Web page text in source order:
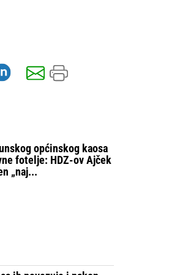
općinskog kaosa
fotelje: HDZ-ov Ajček
„naj...